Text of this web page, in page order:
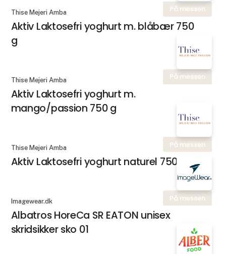
På messen
Thise Mejeri Amba
Aktiv Laktosefri yoghurt m. blåbær 750
g
På messen
Thise Mejeri Amba
Aktiv Laktosefri yoghurt m.
mango/passion 750 g
På messen
Thise Mejeri Amba
Aktiv Laktosefri yoghurt naturel 750 g
På messen
Imagewear.dk
Albatros HoreCa SR EATON unisex
skridsikker sko 01